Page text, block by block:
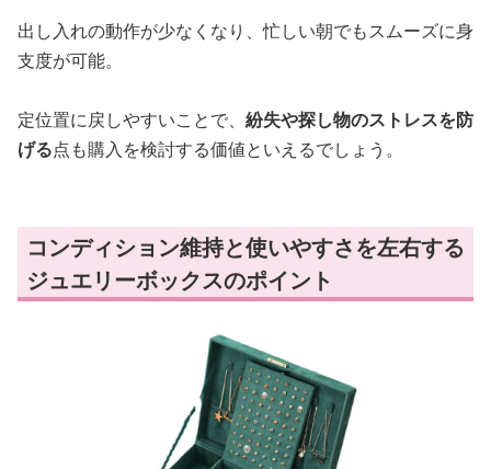
出し入れの動作が少なくなり、忙しい朝でもスムーズに身
支度が可能。
定位置に戻しやすいことで、 紛失や探し物のストレスを防
げる点も購入を検討する価値といえるでしょう。
コンディション維持と使いやすさを左右する
ジュエリーボックスのポイント